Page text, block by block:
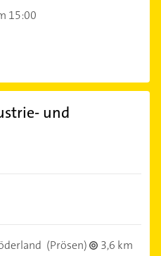
15:00
und
(Prösen)
3,6 km